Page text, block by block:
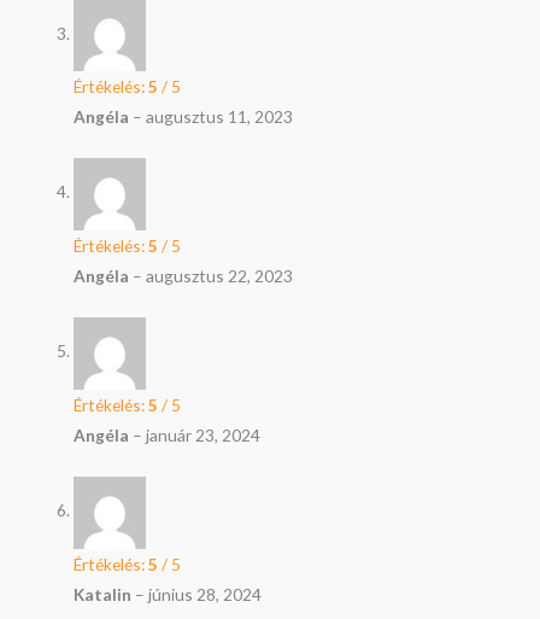
Értékelés:5 / 5
Angéla – augusztus 11, 2023
Értékelés:5 / 5
Angéla – augusztus 22, 2023
Értékelés:5 / 5
Angéla – január 23, 2024
Értékelés:5 / 5
Katalin – június 28, 2024